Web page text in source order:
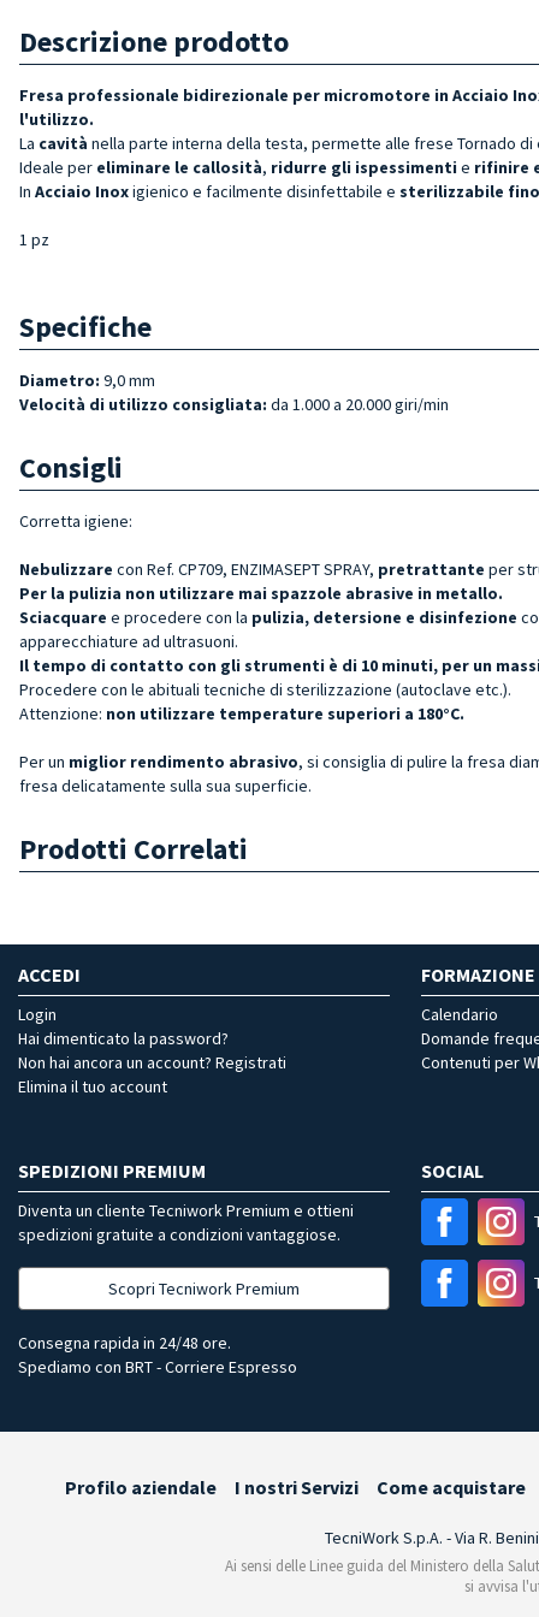
Descrizione prodotto
Fresa professionale bidirezionale per micromotore in Acciaio
l'utilizzo.
La cavità nella parte interna della testa, permette alle frese Tornado di
Ideale per eliminare le callosità, ridurre gli ispessimenti e rifinire
In Acciaio Inoxigienico e facilmente disinfettabile e sterilizzabile fino
1 pz
Specifiche
Diametro: 9,0 mm
Velocità di utilizzo consigliata: da 1.000 a 20.000 giri/min
Consigli
Corretta igiene:
Nebulizzare con Ref. CP709, ENZIMASEPT SPRAY, pretrattante per
Per la pulizia non utilizzare mai spazzole abrasive in metallo.
Sciacquare e procedere con la pulizia, detersione e disinfezione
apparecchiature ad ultrasuoni.
Il tempo di contatto con gli strumenti è di 10 minuti, per un
Procedere con le abituali tecniche di sterilizzazione (autoclave etc.).
Attenzione: non utilizzare temperature superiori a 180°C.
Per un miglior rendimento abrasivo, si consiglia di pulire la fresa
fresa delicatamente sulla sua superficie.
Prodotti Correlati
ACCEDI
Login
Hai dimenticato la password?
Non hai ancora un account? Registrati
Elimina il tuo account
FORMAZIONE
Calendario
Domande
Contenuti per
SPEDIZIONI PREMIUM
Diventa un cliente Tecniwork Premium e ottieni
spedizioni gratuite a condizioni vantaggiose.
Scopri Tecniwork Premium
Consegna rapida in 24/48 ore.
Spediamo con BRT - Corriere Espresso
SOCIAL
Profilo aziendale I nostri Servizi Come acquistare
TecniWork S.p.A. - Via R.
Ai sensi delle Linee guida del Ministero della
si avvisa